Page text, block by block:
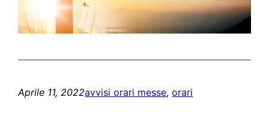
Aprile 11, 2022avvisi orari messe, orari